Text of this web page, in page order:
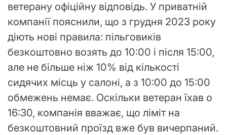
ветерану офіційну відповідь. У приватній
компанії пояснили, що з грудня 2023 року
діють нові правила: пільговиків
безкоштовно возять до 10:00 і після 15:00,
але не більше ніж 10% від кількості
сидячих місць у салоні, а з 10:00 до 15:00
обмежень немає. Оскільки ветеран їхав о
16:30, компанія вважає, що ліміт на
безкоштовний проїзд вже був вичерпаний.